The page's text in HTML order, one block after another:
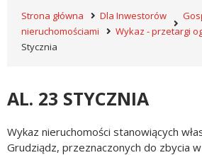
Strona główna Dla Inwestorów
nieruchomościami
Wykaz - przetargi
Stycznia
AL. 23 STYCZNIA
Wykaz nieruchomości stanowiących
Grudziądz, przeznaczonych do zbycia